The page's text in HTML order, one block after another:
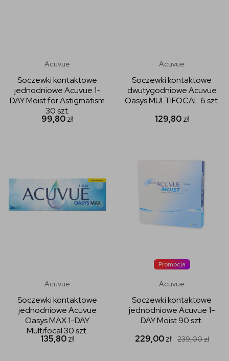
Acuvue
Soczewki kontaktowe
jednodniowe Acuvue 1-
DAY Moist for Astigmatism
30 szt.
99,80zł
Acuvue
Soczewki kontaktowe
dwutygodniowe Acuvue
Oasys MULTIFOCAL 6 szt.
129,80zł
Acuvue
Soczewki kontaktowe
jednodniowe Acuvue
Oasys MAX 1-DAY
Multifocal 30 szt.
135,80zł
Promocja
Acuvue
Soczewki kontaktowe
jednodniowe Acuvue 1-
DAY Moist 90 szt.
229,00zł 239,00zł